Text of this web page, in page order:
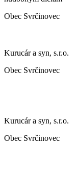
Obec Svrčinovec
Kurucár a syn, s.r.o.
Obec Svrčinovec
Kurucár a syn, s.r.o.
Obec Svrčinovec